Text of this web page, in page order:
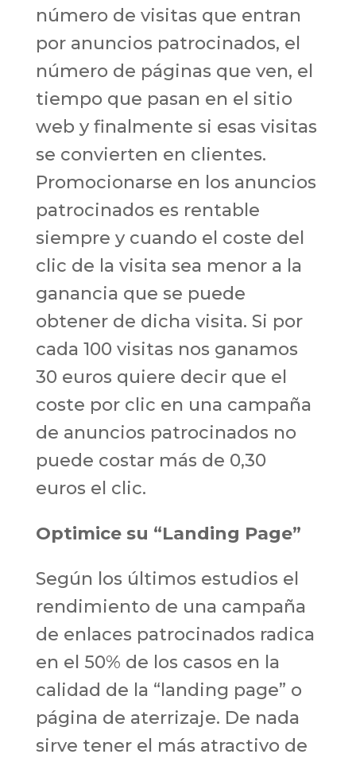
número de visitas que entran
por anuncios patrocinados, el
número de páginas que ven, el
tiempo que pasan en el sitio
web y finalmente si esas visitas
se convierten en clientes.
Promocionarse en los anuncios
patrocinados es rentable
siempre y cuando el coste del
clic de la visita sea menor a la
ganancia que se puede
obtener de dicha visita. Si por
cada 100 visitas nos ganamos
30 euros quiere decir que el
coste por clic en una campaña
de anuncios patrocinados no
puede costar más de 0,30
euros el clic.
Optimice su “Landing Page”
Según los últimos estudios el
rendimiento de una campaña
de enlaces patrocinados radica
en el 50% de los casos en la
calidad de la “landing page” o
página de aterrizaje. De nada
sirve tener el más atractivo de